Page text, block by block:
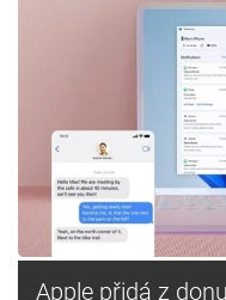
Apple přidá z